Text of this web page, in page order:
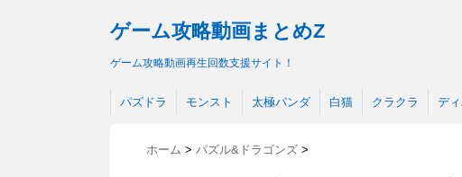
ゲーム攻略動画まとめZ
ゲーム攻略動画再生回数支援サイト！
パズドラ モンスト 太極パンダ 白猫 クラクラ デ
ホーム > パズル&ドラゴンズ >